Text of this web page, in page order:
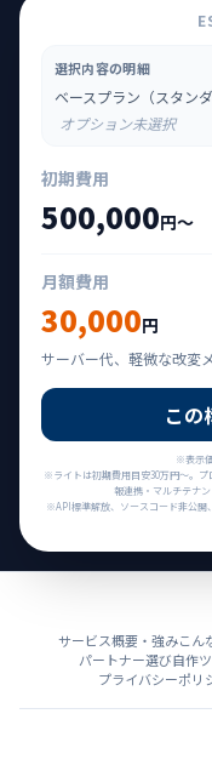
選択内容の明細
ベースプラン（スタンダ
オプション未選択
初期費用
500,000円〜
月額費用
30,000円
サーバー代、軽微な改変
この
※表示
※ライトは初期費用目安30万円〜。
報連携・マルチテナ
※API標準解放、ソースコード非公開
サービス概要・強みこん
パートナー選び自作
プライバシーポリ